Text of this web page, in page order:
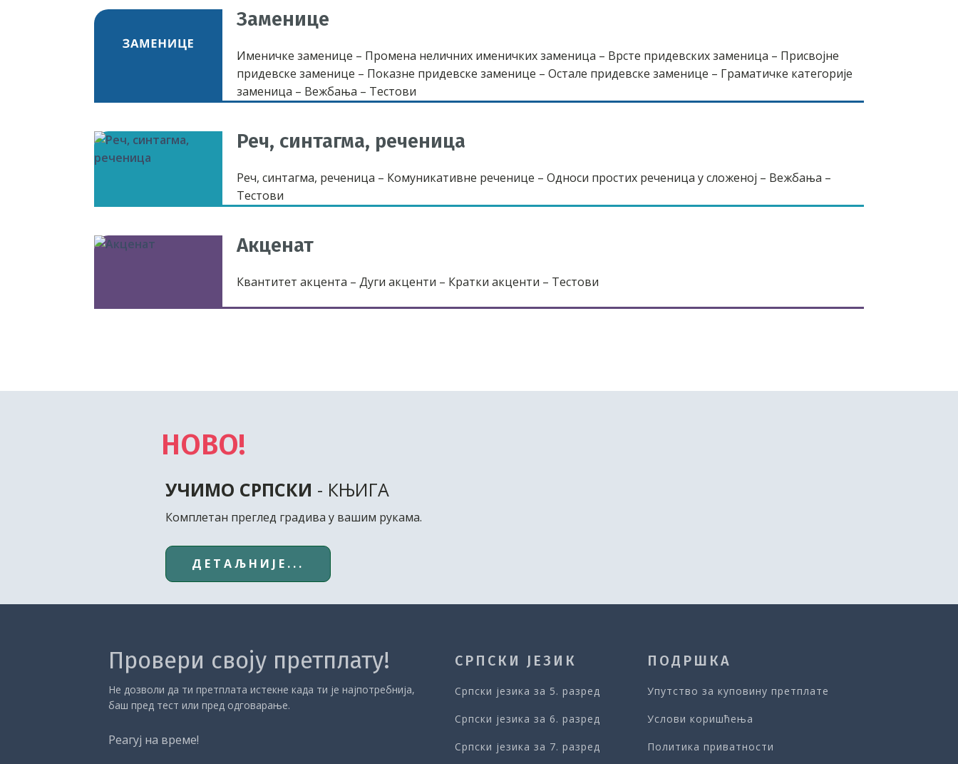
Заменице
Именичке заменице – Промена неличних именичких заменица – Врсте придевских заменица – Присвојне
придевске заменице – Показне придевске заменице – Остале придевске заменице – Граматичке категорије
заменица – Вежбања – Тестови
Реч, синтагма, реченица
Реч, синтагма, реченица – Комуникативне реченице – Односи простих реченица у сложеној – Вежбања –
Тестови
Акценат
Квантитет акцента – Дуги акценти – Кратки акценти – Тестови
НОВО!
УЧИМО СРПСКИ - КЊИГА
Комплетан преглед градива у вашим рукама.
ДЕТАЉНИЈЕ...
Провери своју претплату!
Не дозволи да ти претплата истекне када ти је најпотребнија,
баш пред тест или пред одговарање.
Реагуј на време!
СРПСКИ ЈЕЗИК
Српски језика за 5. разред
Српски језика за 6. разред
Српски језика за 7. разред
ПОДРШКА
Упутство за куповину претплате
Услови коришћења
Политика приватности